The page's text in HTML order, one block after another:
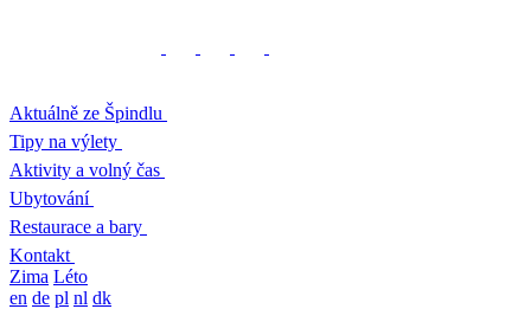
Aktuálně ze Špindlu
Tipy na výlety
Aktivity a volný čas
Ubytování
Restaurace a bary
Kontakt
Zima Léto
en de pl nl dk